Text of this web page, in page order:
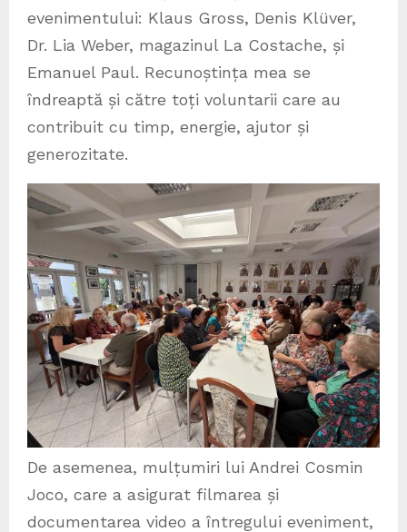
evenimentului: Klaus Gross, Denis Klüver,
Dr. Lia Weber, magazinul La Costache, și
Emanuel Paul. Recunoștința mea se
îndreaptă și către toți voluntarii care au
contribuit cu timp, energie, ajutor și
generozitate.
De asemenea, mulțumiri lui Andrei Cosmin
Joco, care a asigurat filmarea și
documentarea video a întregului eveniment,